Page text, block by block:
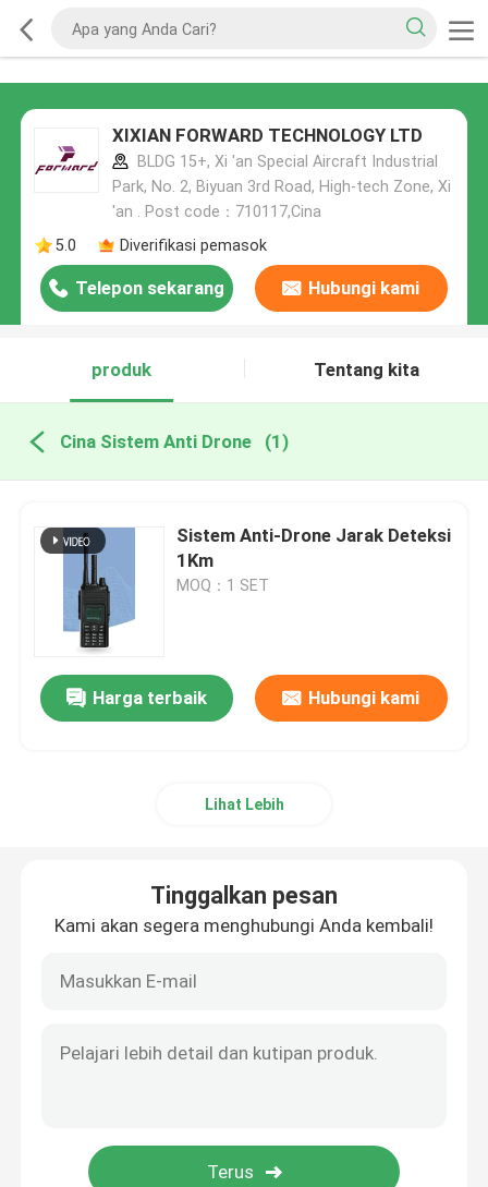
XIXIAN FORWARD TECHNOLOGY LTD
BLDG 15+, Xi 'an Special Aircraft Industrial
Park, No. 2, Biyuan 3rd Road, High-tech Zone, Xi
'an . Post code：710117,Cina
5.0
Diverifikasi pemasok
Telepon sekarang Hubungi kami
produk Tentang kita
Cina Sistem Anti Drone (1)
Sistem Anti-Drone Jarak Deteksi
1Km
MOQ：1 SET
Harga terbaik Hubungi kami
Lihat Lebih
Tinggalkan pesan
Kami akan segera menghubungi Anda kembali!